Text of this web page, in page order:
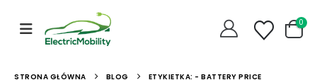
0
STRONA GŁÓWNA BLOG ETYKIETKA: - BATTERY PRICE